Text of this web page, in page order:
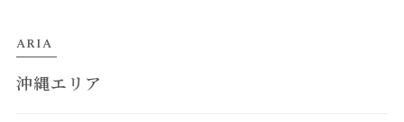
ARIA
沖縄エリア